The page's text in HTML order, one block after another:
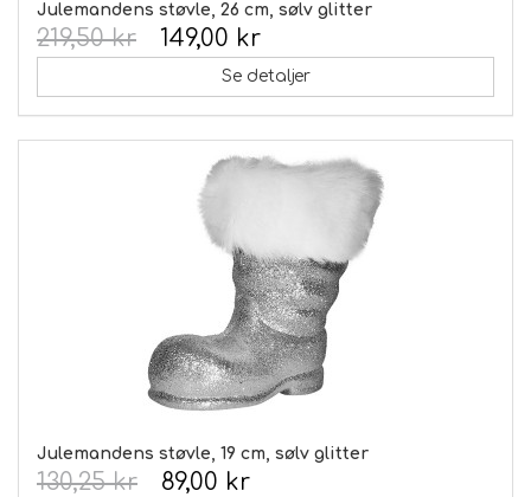
Julemandens støvle, 26 cm, sølv glitter
149,00 kr
219,50 kr
Se detaljer
Julemandens støvle, 19 cm, sølv glitter
89,00 kr
130,25 kr